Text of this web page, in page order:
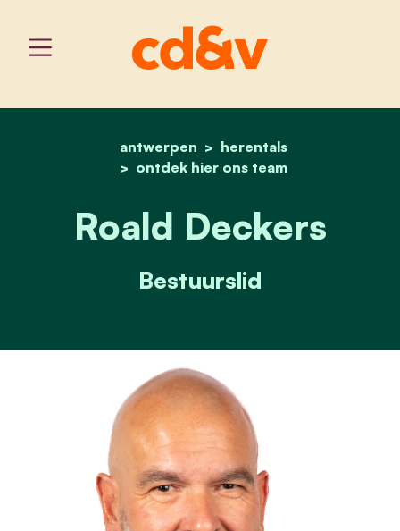
home
antwerpen
herentals
ontdek hier ons team
roald deckers
Roald Deckers
Bestuurslid